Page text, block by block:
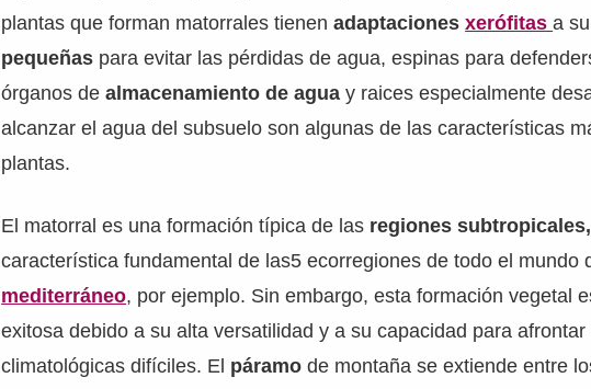
plantas que forman matorrales tienenadaptacionesxerófitasa
pequeñas para evitar las pérdidas de agua, espinas para
órganos dealmacenamiento de aguay raices especialmente
alcanzar el agua del subsuelo son algunas de las características
plantas.
El matorral es una formación típica de las regiones
característica fundamental de las5 ecorregiones de todo el mundo
mediterráneo, por ejemplo. Sin embargo, esta formación vegetal
exitosa debido a su alta versatilidad y a su capacidad para
climatológicas difíciles. El páramode montaña se extiende entre